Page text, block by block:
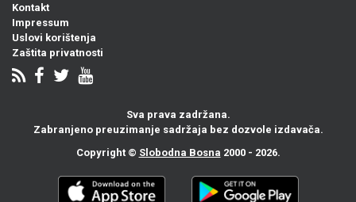
Kontakt
Impressum
Uslovi korištenja
Zaštita privatnosti
Sva prava zadržana.
Zabranjeno preuzimanje sadržaja bez dozvole izdavača.
Copyright © Slobodna Bosna 2000 - 2026.